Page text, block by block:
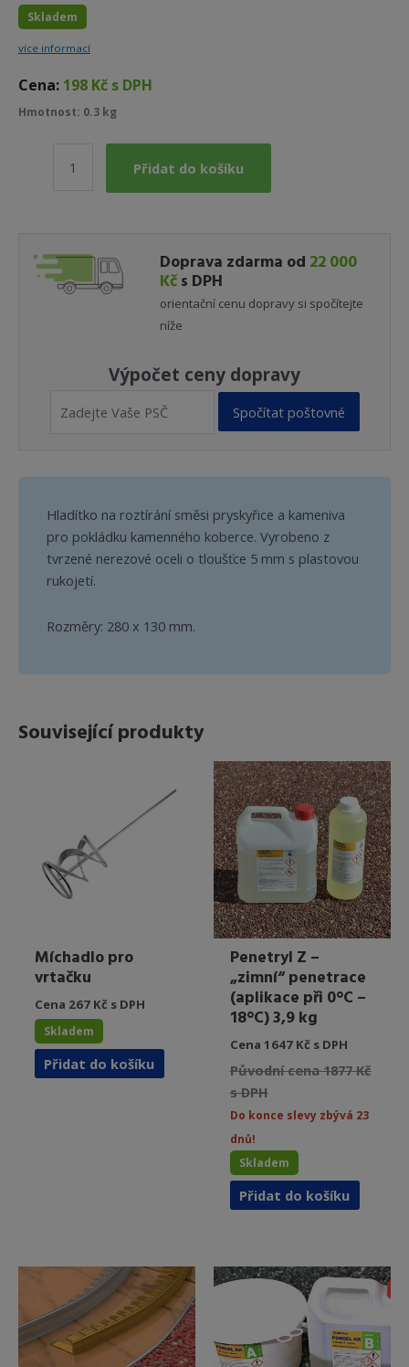
Skladem
více informací
Cena: 198 Kč s DPH
Hmotnost: 0.3 kg
mm
množství
Přidat do košíku
Doprava zdarma od 22 000
Kčs DPH
orientační cenu dopravy si spočítejte
níže
Výpočet ceny dopravy
Spočítat poštovné
Hladítko na roztírání směsi pryskyřice a kameniva
pro pokládku kamenného koberce. Vyrobeno z
tvrzené nerezové oceli o tloušťce 5 mm s plastovou
rukojetí.
Rozměry: 280 x 130 mm.
Související produkty
Míchadlo pro
vrtačku
Cena 267 Kč s DPH
Skladem
Přidat do košíku
Penetryl Z –
„zimní“ penetrace
(aplikace při 0°C –
18°C) 3,9 kg
Cena 1647 Kč s DPH
Původní cena 1877 Kč
s DPH
Do konce slevy zbývá 23
dnů!
Skladem
Přidat do košíku